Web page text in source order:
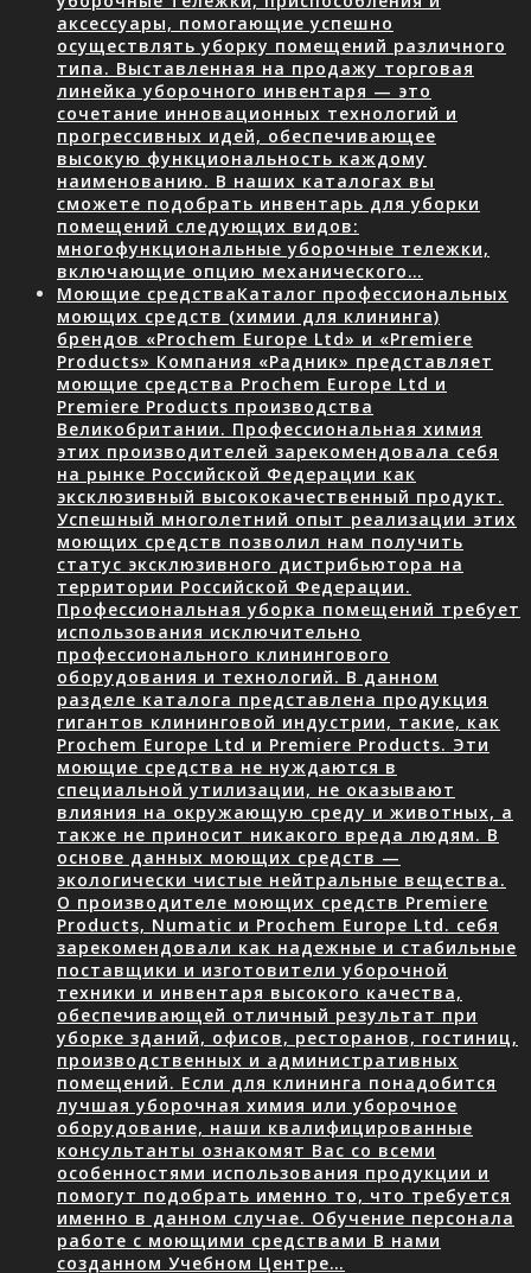
аксессуары, помогающие успешно
осуществлять уборку помещений различного
типа. Выставленная на продажу торговая
линейка уборочного инвентаря — это
сочетание инновационных технологий и
прогрессивных идей, обеспечивающее
высокую функциональность каждому
наименованию. В наших каталогах вы
сможете подобрать инвентарь для уборки
помещений следующих видов:
многофункциональные уборочные тележки,
включающие опцию механического…
Моющие средстваКаталог профессиональных
моющих средств (химии для клининга)
брендов «Prochem Europe Ltd» и «Premiere
Products» Компания «Радник» представляет
моющие средства Prochem Europe Ltd и
Premiere Products производства
Великобритании. Профессиональная химия
этих производителей зарекомендовала себя
на рынке Российской Федерации как
эксклюзивный высококачественный продукт.
Успешный многолетний опыт реализации этих
моющих средств позволил нам получить
статус эксклюзивного дистрибьютора на
территории Российской Федерации.
Профессиональная уборка помещений требует
использования исключительно
профессионального клинингового
оборудования и технологий. В данном
разделе каталога представлена продукция
гигантов клининговой индустрии, такие, как
Prochem Europe Ltd и Premiere Products. Эти
моющие средства не нуждаются в
специальной утилизации, не оказывают
влияния на окружающую среду и животных, а
также не приносит никакого вреда людям. В
основе данных моющих средств —
экологически чистые нейтральные вещества.
О производителе моющих средств Premiere
Products, Numatic и Prochem Europe Ltd. себя
зарекомендовали как надежные и стабильные
поставщики и изготовители уборочной
техники и инвентаря высокого качества,
обеспечивающей отличный результат при
уборке зданий, офисов, ресторанов, гостиниц,
производственных и административных
помещений. Если для клининга понадобится
лучшая уборочная химия или уборочное
оборудование, наши квалифицированные
консультанты ознакомят Вас со всеми
особенностями использования продукции и
помогут подобрать именно то, что требуется
именно в данном случае. Обучение персонала
работе с моющими средствами В нами
созданном Учебном Центре…